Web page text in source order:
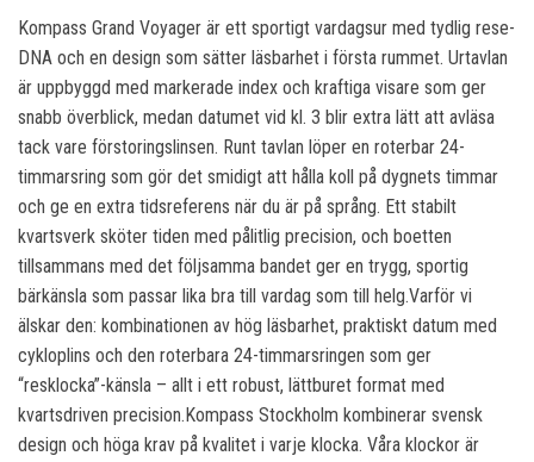
Kompass Grand Voyager är ett sportigt vardagsur med tydlig rese-
DNA och en design som sätter läsbarhet i första rummet. Urtavlan
är uppbyggd med markerade index och kraftiga visare som ger
snabb överblick, medan datumet vid kl. 3 blir extra lätt att avläsa
tack vare förstoringslinsen. Runt tavlan löper en roterbar 24-
timmarsring som gör det smidigt att hålla koll på dygnets timmar
och ge en extra tidsreferens när du är på språng. Ett stabilt
kvartsverk sköter tiden med pålitlig precision, och boetten
tillsammans med det följsamma bandet ger en trygg, sportig
bärkänsla som passar lika bra till vardag som till helg.Varför vi
älskar den: kombinationen av hög läsbarhet, praktiskt datum med
cykloplins och den roterbara 24-timmarsringen som ger
“resklocka”-känsla – allt i ett robust, lättburet format med
kvartsdriven precision.Kompass Stockholm kombinerar svensk
design och höga krav på kvalitet i varje klocka. Våra klockor är